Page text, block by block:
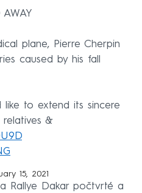
AWAY
plane, Pierre Cherpin
caused by his fall
like to extend its sincere
relatives &
15, 2021
Rallye Dakar počtvrté a